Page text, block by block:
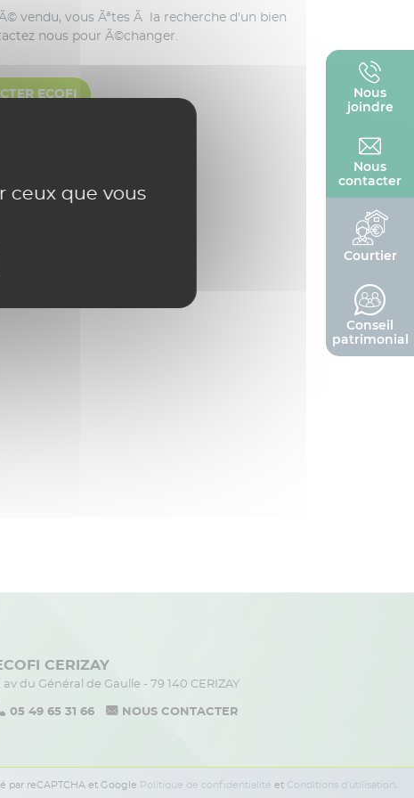
ECOFI
Nous
joindre
Nous
contacter
Courtier
Conseil
patrimonial
CERIZAY
1, av du Général de Gaulle - 79 140 CERIZAY
05 49 65 31 66 NOUS CONTACTER
par reCAPTCHA et Google Politique de confidentialité et Conditions d'utilisation
ceux que vous